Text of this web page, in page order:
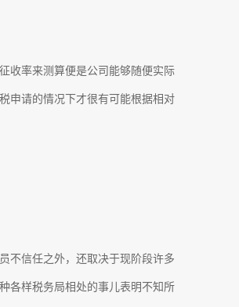
收率来测算便是公司能够随便实际
申请的情况下才很有可能根据相对
不信任之外，还取决于现阶段许多
各样税务局相处的事儿表明不知所